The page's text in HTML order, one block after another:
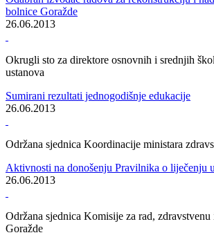
Održana 24.redovna sjednica Skupštine
kantona Goražde
Izvještaj o radu Uprave za inspekcijske
dobio potrebnu većinu glasova poslanika